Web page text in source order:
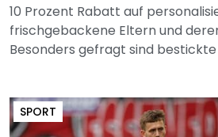
10 Prozent Rabatt auf
frischgebackene Eltern und
Besonders gefragt sind bestickte
SPORT